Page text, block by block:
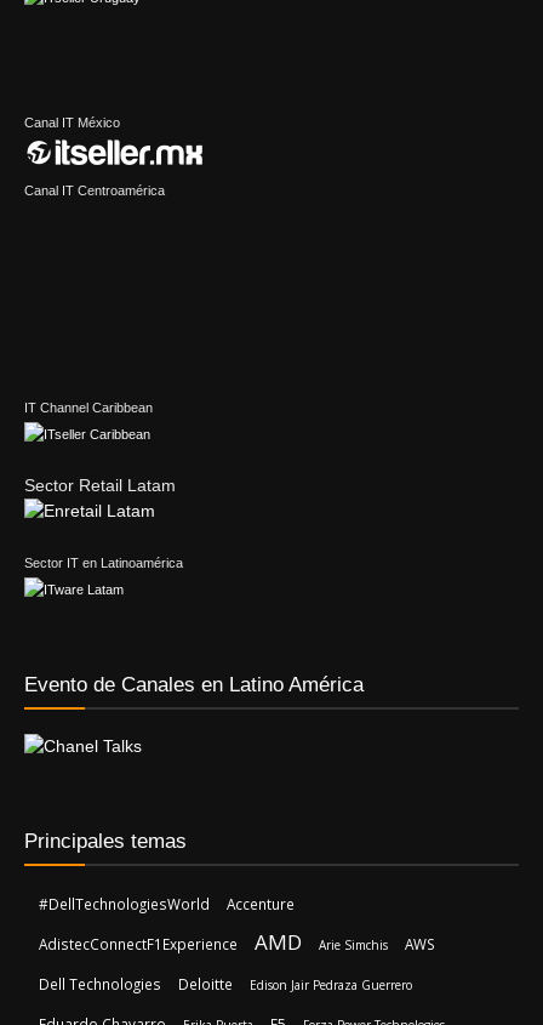
Canal IT México
Canal IT Centroamérica
IT Channel Caribbean
Sector Retail Latam
Sector IT en Latinoamérica
Evento de Canales en Latino América
Principales temas
#DellTechnologiesWorld Accenture
AdistecConnectF1Experience AMD Arie Simchis AWS
Dell Technologies Deloitte Edison Jair Pedraza Guerrero